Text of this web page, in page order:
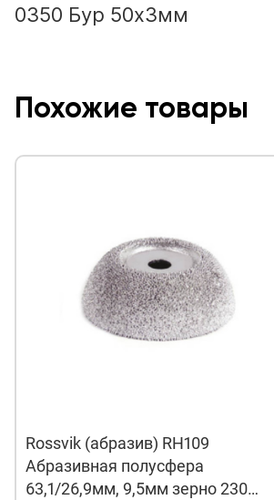
0350 Бур 50х3мм
Похожие товары
Rossvik (абразив) RH109
Абразивная полусфера
63,1/26,9мм, 9,5мм зерно 230